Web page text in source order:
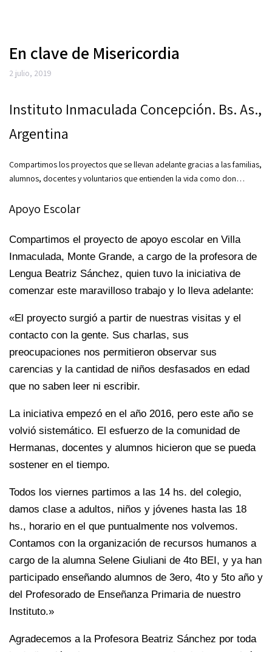
En clave de Misericordia
2 julio, 2019
Instituto Inmaculada Concepción. Bs. As.,
Argentina
Compartimos los proyectos que se llevan adelante gracias a las familias,
alumnos, docentes y voluntarios que entienden la vida como don…
Apoyo Escolar
Compartimos el proyecto de apoyo escolar en Villa
Inmaculada, Monte Grande, a cargo de la profesora de
Lengua Beatriz Sánchez, quien tuvo la iniciativa de
comenzar este maravilloso trabajo y lo lleva adelante:
«El proyecto surgió a partir de nuestras visitas y el
contacto con la gente. Sus charlas, sus
preocupaciones nos permitieron observar sus
carencias y la cantidad de niños desfasados en edad
que no saben leer ni escribir.
La iniciativa empezó en el año 2016, pero este año se
volvió sistemático. El esfuerzo de la comunidad de
Hermanas, docentes y alumnos hicieron que se pueda
sostener en el tiempo.
Todos los viernes partimos a las 14 hs. del colegio,
damos clase a adultos, niños y jóvenes hasta las 18
hs., horario en el que puntualmente nos volvemos.
Contamos con la organización de recursos humanos a
cargo de la alumna Selene Giuliani de 4to BEI, y ya han
participado enseñando alumnos de 3ero, 4to y 5to año y
del Profesorado de Enseñanza Primaria de nuestro
Instituto.»
Agradecemos a la Profesora Beatriz Sánchez por toda